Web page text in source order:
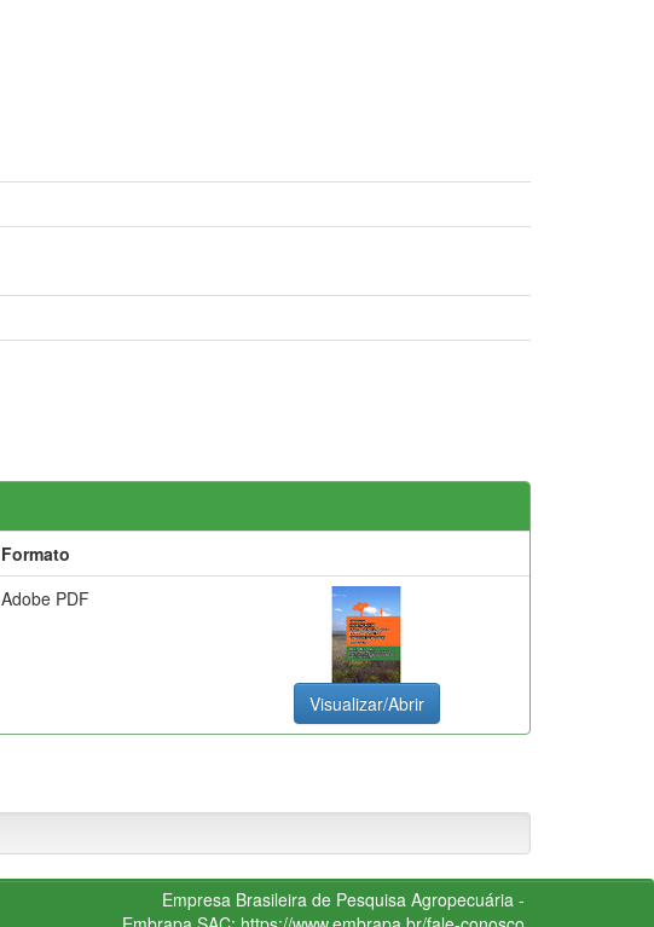
Formato
Adobe PDF
Visualizar/Abrir
Empresa Brasileira de Pesquisa Agropecuária -